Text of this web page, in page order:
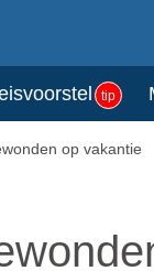
tip
op vakantie